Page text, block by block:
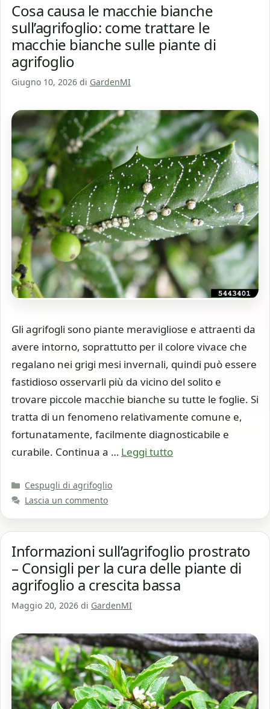
Cosa causa le macchie bianche
sull’agrifoglio: come trattare le
macchie bianche sulle piante di
agrifoglio
Giugno 10, 2026 di GardenMI
Gli agrifogli sono piante meravigliose e attraenti da
avere intorno, soprattutto per il colore vivace che
regalano nei grigi mesi invernali, quindi può essere
fastidioso osservarli più da vicino del solito e
trovare piccole macchie bianche su tutte le foglie. Si
tratta di un fenomeno relativamente comune e,
fortunatamente, facilmente diagnosticabile e
curabile. Continua a … Leggi tutto
Categorie
Cespugli di agrifoglio
Lascia un commento
Informazioni sull’agrifoglio prostrato
– Consigli per la cura delle piante di
agrifoglio a crescita bassa
Maggio 20, 2026 di GardenMI